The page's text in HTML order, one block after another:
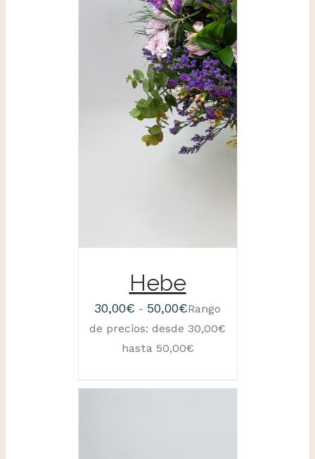
SELECCIONAR
OPCIONES
/
DETALLES
Hebe
30,00€ - 50,00€Rango
de precios: desde 30,00€
hasta 50,00€